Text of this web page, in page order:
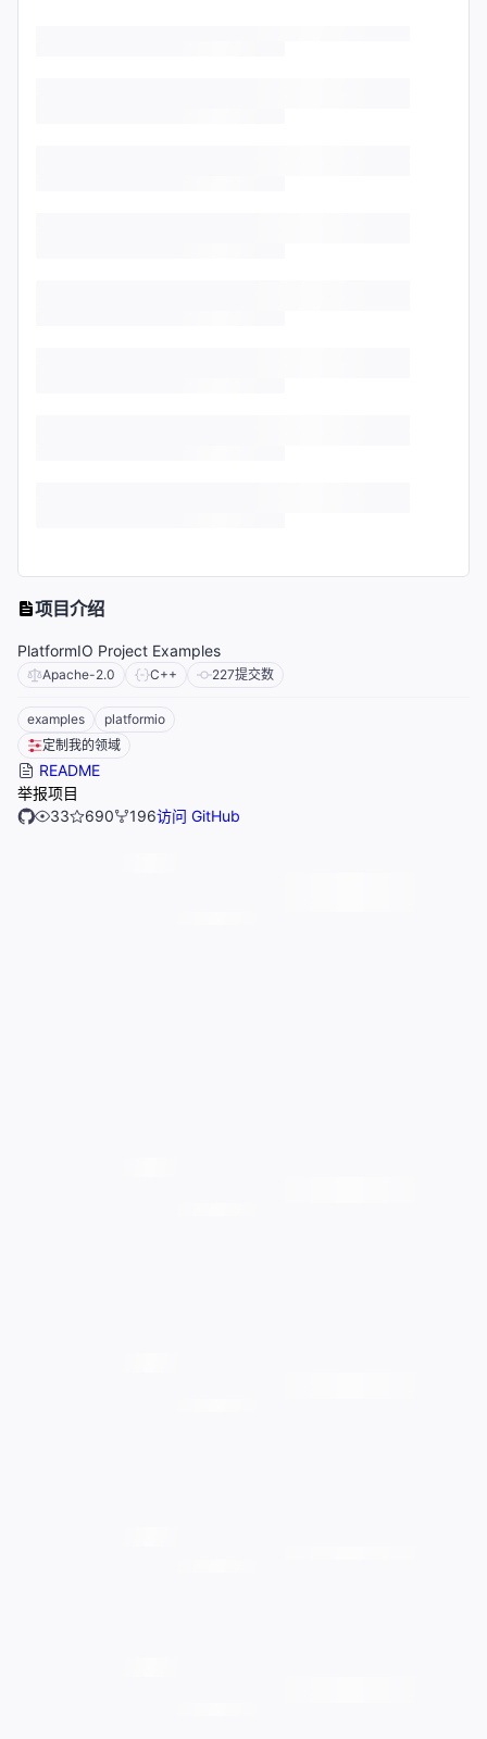
项目介绍
PlatformIO Project Examples
Apache-2.0 C++ 227提交数
examples
platformio
定制我的领域
README
举报项目
33
690 196访问 GitHub